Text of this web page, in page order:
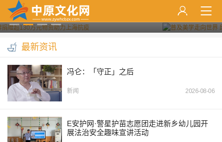
国故事
最新资讯
冯仑：「守正」之后
新闻 2026-08-06
E安护网·警星护苗志愿团走进新乡幼儿园开
展法治安全趣味宣讲活动